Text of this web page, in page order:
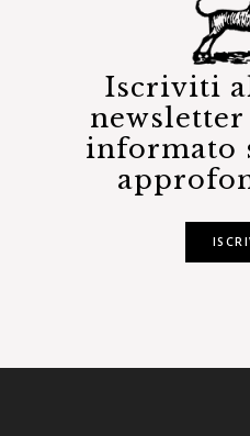
Iscriviti
newsletter
informato